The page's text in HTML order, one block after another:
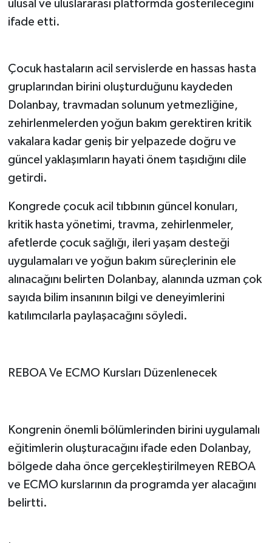
ulusal ve uluslararası platformda gösterileceğini
ifade etti.
Çocuk hastaların acil servislerde en hassas hasta
gruplarından birini oluşturduğunu kaydeden
Dolanbay, travmadan solunum yetmezliğine,
zehirlenmelerden yoğun bakım gerektiren kritik
vakalara kadar geniş bir yelpazede doğru ve
güncel yaklaşımların hayati önem taşıdığını dile
getirdi.
Kongrede çocuk acil tıbbının güncel konuları,
kritik hasta yönetimi, travma, zehirlenmeler,
afetlerde çocuk sağlığı, ileri yaşam desteği
uygulamaları ve yoğun bakım süreçlerinin ele
alınacağını belirten Dolanbay, alanında uzman çok
sayıda bilim insanının bilgi ve deneyimlerini
katılımcılarla paylaşacağını söyledi.
REBOA Ve ECMO Kursları Düzenlenecek
Kongrenin önemli bölümlerinden birini uygulamalı
eğitimlerin oluşturacağını ifade eden Dolanbay,
bölgede daha önce gerçekleştirilmeyen REBOA
ve ECMO kurslarının da programda yer alacağını
belirtti.